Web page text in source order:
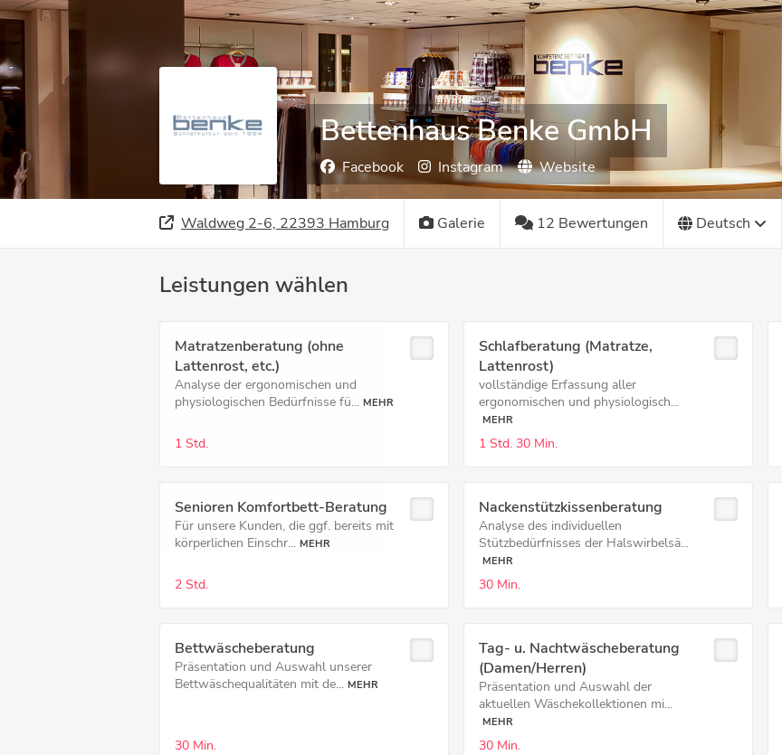
Bettenhaus Benke GmbH
Facebook Instagram Website
Waldweg 2-6, 22393 Hamburg Galerie 12 Bewertungen Deutsch
Leistungen wählen
Matratzenberatung (ohne
Lattenrost, etc.)
Analyse der ergonomischen und
physiologischen Bedürfnisse fü... MEHR
1 Std.
Schlafberatung (Matratze,
Lattenrost)
vollständige Erfassung aller
ergonomischen und physiologisch...
MEHR
1 Std. 30 Min.
Senioren Komfortbett-Beratung
Für unsere Kunden, die ggf. bereits mit
körperlichen Einschr... MEHR
2 Std.
Nackenstützkissenberatung
Analyse des individuellen
Stützbedürfnisses der Halswirbelsä...
MEHR
30 Min.
Bettwäscheberatung
Präsentation und Auswahl unserer
Bettwäschequalitäten mit de... MEHR
30 Min.
Tag- u. Nachtwäscheberatung
(Damen/Herren)
Präsentation und Auswahl der
aktuellen Wäschekollektionen mi...
MEHR
30 Min.